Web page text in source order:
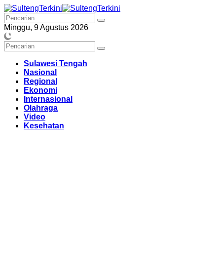
Langsung
ke
konten
Minggu, 9 Agustus 2026
Sulawesi Tengah
Nasional
Regional
Ekonomi
Internasional
Olahraga
Video
Kesehatan